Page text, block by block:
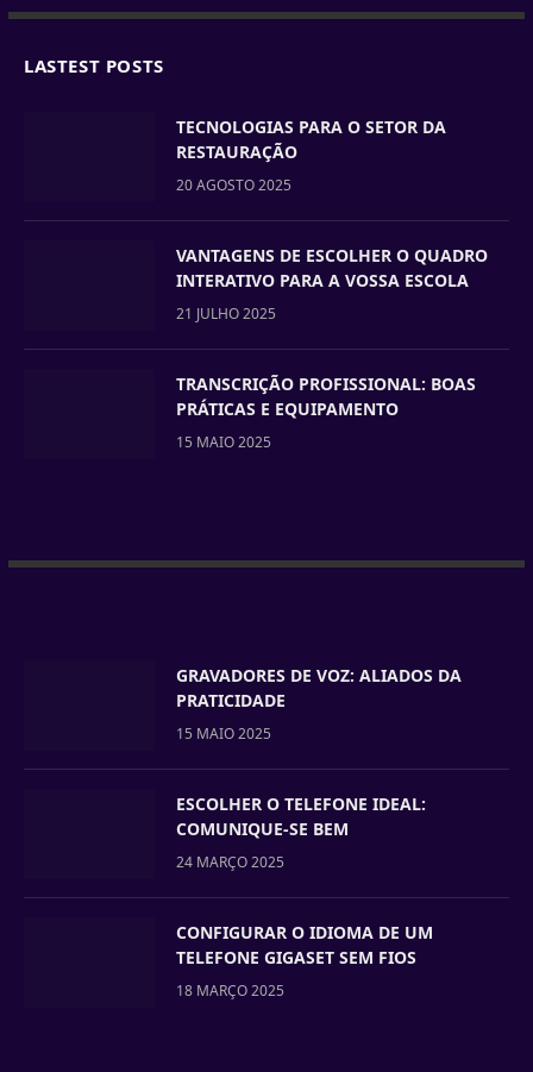
LASTEST POSTS
TECNOLOGIAS PARA O SETOR DA
RESTAURAÇÃO
20 AGOSTO 2025
VANTAGENS DE ESCOLHER O QUADRO
INTERATIVO PARA A VOSSA ESCOLA
21 JULHO 2025
TRANSCRIÇÃO PROFISSIONAL: BOAS
PRÁTICAS E EQUIPAMENTO
15 MAIO 2025
GRAVADORES DE VOZ: ALIADOS DA
PRATICIDADE
15 MAIO 2025
ESCOLHER O TELEFONE IDEAL:
COMUNIQUE-SE BEM
24 MARÇO 2025
CONFIGURAR O IDIOMA DE UM
TELEFONE GIGASET SEM FIOS
18 MARÇO 2025